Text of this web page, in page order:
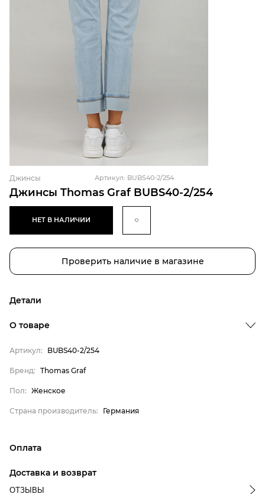
Джинсы Thomas Graf BUBS40-2/254
Джинсы Артикул: BUBS40-2/254
НЕТ В НАЛИЧИИ
Проверить наличие в магазине
Детали
Бренд
Thomas Graf
О товаре
Артикул: BUBS40-2/254
Бренд: Thomas Graf
Пол: Женское
Страна производитель: Германия
Оплата
магазина
Доставка и возврат
ОТЗЫВЫ